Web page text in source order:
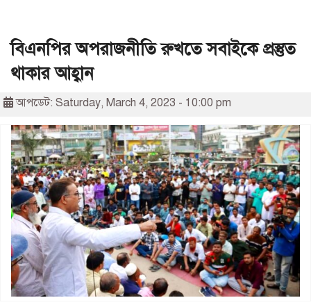
বিএনপির অপরাজনীতি রুখতে সবাইকে প্রস্তুত
থাকার আহ্বান
আপডেট: Saturday, March 4, 2023 - 10:00 pm